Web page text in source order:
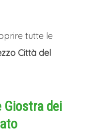
tutte le
Città del
Giostra dei